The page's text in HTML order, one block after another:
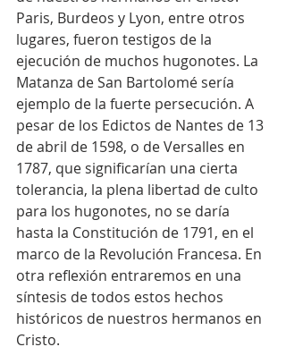
Paris, Burdeos y Lyon, entre otros
lugares, fueron testigos de la
ejecución de muchos hugonotes. La
Matanza de San Bartolomé sería
ejemplo de la fuerte persecución. A
pesar de los Edictos de Nantes de 13
de abril de 1598, o de Versalles en
1787, que significarían una cierta
tolerancia, la plena libertad de culto
para los hugonotes, no se daría
hasta la Constitución de 1791, en el
marco de la Revolución Francesa. En
otra reflexión entraremos en una
síntesis de todos estos hechos
históricos de nuestros hermanos en
Cristo.